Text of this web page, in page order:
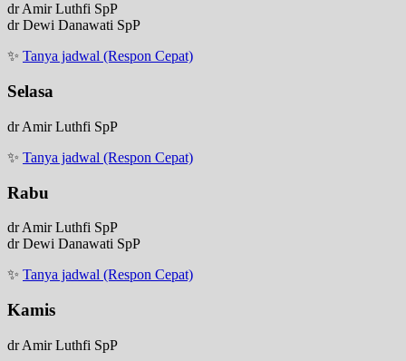
dr Amir Luthfi SpP
dr Dewi Danawati SpP
✨ Tanya jadwal (Respon Cepat)
Selasa
dr Amir Luthfi SpP
✨ Tanya jadwal (Respon Cepat)
Rabu
dr Amir Luthfi SpP
dr Dewi Danawati SpP
✨ Tanya jadwal (Respon Cepat)
Kamis
dr Amir Luthfi SpP